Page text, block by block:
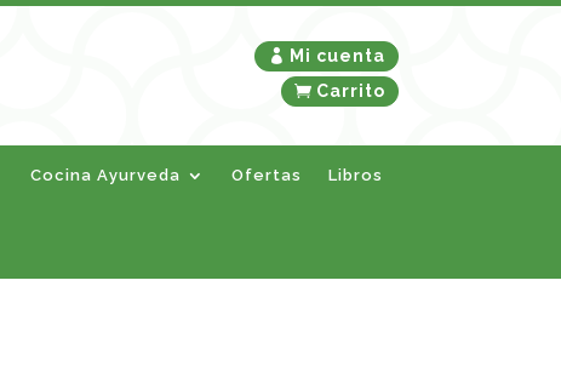
Mi cuenta
Carrito
Cocina Ayurveda Ofertas
Libros